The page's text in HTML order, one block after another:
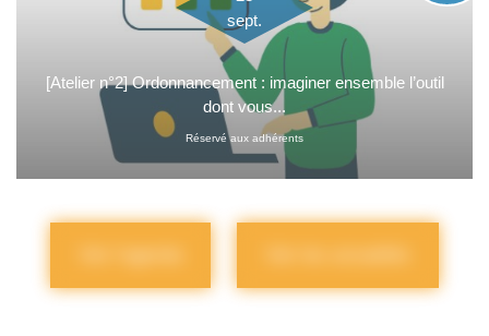
sept.
[Atelier n°2] Ordonnancement : imaginer ensemble l’outil
dont vous...
Réservé aux adhérents